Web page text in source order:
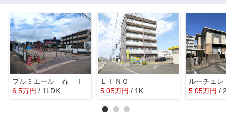
プルミエール 春 Ⅰ
6.5万円 / 1LDK
ＬＩＮＯ
5.05万円 / 1K 5.05万円 /